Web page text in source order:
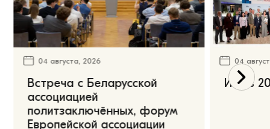
04 августа, 2026
Встреча с Беларусской
ассоциацией
политзаключённых, форум
Европейской ассоциации
04
Июль